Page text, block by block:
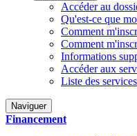
Accéder au
Qu'est-ce que
Comment
Comment
Informations
Accéder aux
Liste des
Naviguer
Financement